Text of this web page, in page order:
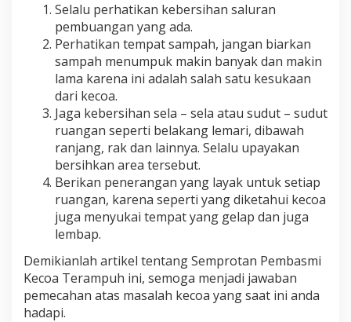
Selalu perhatikan kebersihan saluran
pembuangan yang ada.
Perhatikan tempat sampah, jangan biarkan
sampah menumpuk makin banyak dan makin
lama karena ini adalah salah satu kesukaan
dari kecoa.
Jaga kebersihan sela – sela atau sudut – sudut
ruangan seperti belakang lemari, dibawah
ranjang, rak dan lainnya. Selalu upayakan
bersihkan area tersebut.
Berikan penerangan yang layak untuk setiap
ruangan, karena seperti yang diketahui kecoa
juga menyukai tempat yang gelap dan juga
lembap.
Demikianlah artikel tentang Semprotan Pembasmi
Kecoa Terampuh ini, semoga menjadi jawaban
pemecahan atas masalah kecoa yang saat ini anda
hadapi.